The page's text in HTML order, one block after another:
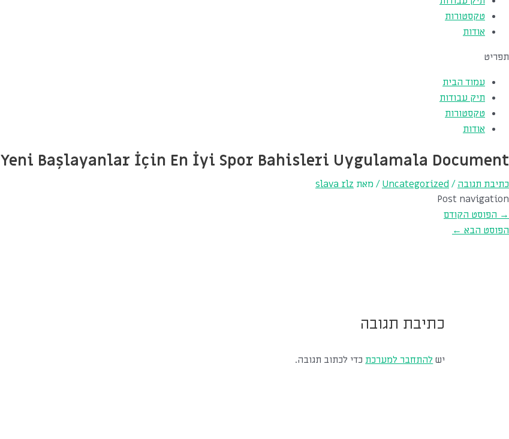
טקסטורות
אודות
תפריט
עמוד הבית
תיק עבודות
טקסטורות
אודות
Yeni Başlayanlar İçin En İyi Spor Bahisleri Uygulamala Document
כתיבת תגובה /
Uncategorized/ מאת slava rlz
Post navigation
→ הפוסט הקודם
הפוסט הבא ←
כתיבת תגובה
יש להתחבר למערכת כדי לכתוב תגובה.